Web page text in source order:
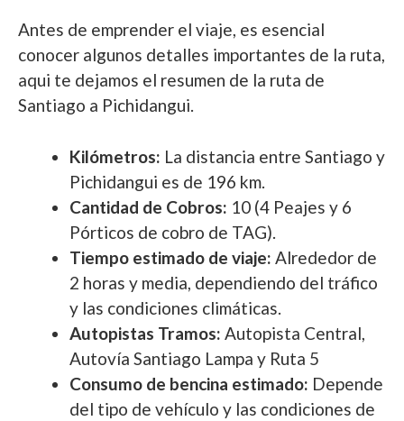
Antes de emprender el viaje, es esencial
conocer algunos detalles importantes de la ruta,
aqui te dejamos el resumen de la ruta de
Santiago a Pichidangui.
Kilómetros: La distancia entre Santiago y
Pichidangui es de 196 km.
Cantidad de Cobros: 10 (4 Peajes y 6
Pórticos de cobro de TAG).
Tiempo estimado de viaje: Alrededor de
2 horas y media, dependiendo del tráfico
y las condiciones climáticas.
Autopistas Tramos: Autopista Central,
Autovía Santiago Lampa y Ruta 5
Consumo de bencina estimado: Depende
del tipo de vehículo y las condiciones de